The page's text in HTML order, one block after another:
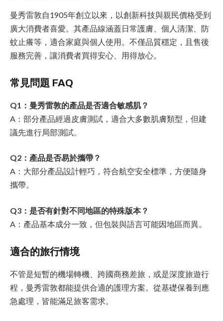
曼秀雷敦自1905年創立以來，以創新科技與親民價格受到
廣大消費者喜愛。其產品線涵蓋日常護膚、個人清潔、防
蚊止癢等，適合家庭與個人使用。不僅品質穩定，且售後
服務完善，讓消費者買得安心、用得放心。
常見問題 FAQ
Q1：曼秀雷敦的產品是否適合敏感肌？
A：部分產品經過皮膚測試，適合大多數肌膚類型，但建
議先進行局部測試。
Q2：產品是否易於攜帶？
A：大部分產品設計輕巧，符合航空安全標準，方便隨身
攜帶。
Q3：是否有針對不同地區的特殊版本？
A：產品基本成分一致，但包裝與語言可能因地區而異。
適合的旅行情境
不管是短暫的機場轉機、跨國商務差旅，或是深度旅遊行
程，曼秀雷敦都能提供合適的護理方案。從基礎保養到應
急處理，皆能滿足旅客需求。